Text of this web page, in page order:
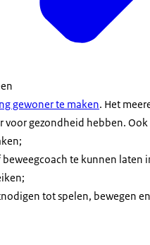
gewoner te maken. Het
voor gezondheid hebben.
te kunnen laten
tot spelen, bewegen